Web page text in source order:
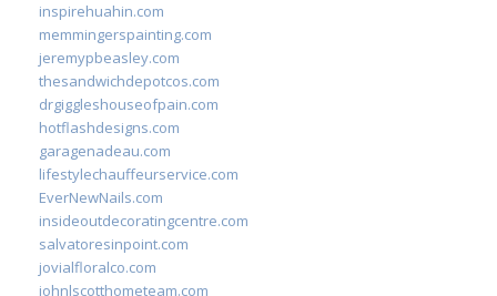
inspirehuahin.com
memmingerspainting.com
jeremypbeasley.com
thesandwichdepotcos.com
drgiggleshouseofpain.com
hotflashdesigns.com
garagenadeau.com
lifestylechauffeurservice.com
EverNewNails.com
insideoutdecoratingcentre.com
salvatoresinpoint.com
jovialfloralco.com
johnlscotthometeam.com